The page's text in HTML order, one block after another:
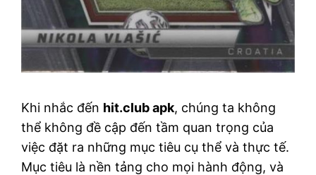
Khi nhắc đến hit.club apk, chúng ta không
thể không đề cập đến tầm quan trọng của
việc đặt ra những mục tiêu cụ thể và thực tế.
Mục tiêu là nền tảng cho mọi hành động, và